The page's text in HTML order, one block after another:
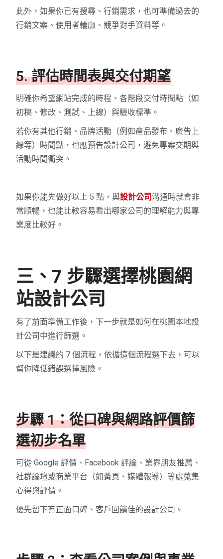
此外，如果你已有搜尋、行銷需求，也可準備過去的
行銷文案、使用者輪廓、競爭對手資料等。
5. 評估時間表與交付期望
明確你希望網站完成的時程、各階段交付時間點（如
初稿、修改、測試、上線）與驗收標準。
若你有其他行銷、品牌活動（例如產品發布、廣告上
線等）時間點，也應預告設計公司，避免專案交期與
活動時間衝突。
如果你能先做好以上 5 點，與設計公司 溝通時就會非
常順暢，也能比較容易看出哪家公司的理解能力與專
業度比較好。
三、7 步驟選擇桃園網
站設計公司
有了前面準備工作後，下一步就是如何在桃園本地設
計公司中進行篩選。
以下是建議的 7 個流程，依循這個流程選下去，可以
幫你降低錯誤選擇風險。
步驟 1：從口碑與網路評價篩
選初步名單
可從 Google 評價、Facebook 評論、業界朋友推薦、
社群論壇或商業平台（如黃頁、媒體報導）等處蒐集
心得與評價。
優先留下有正面口碑、客戶回饋佳的設計公司。